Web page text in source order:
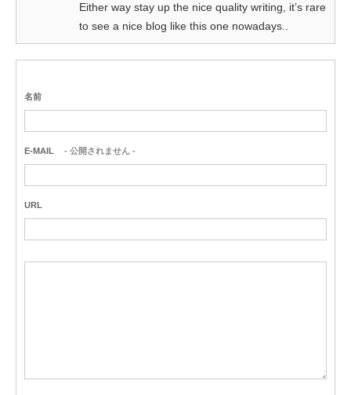
Either way stay up the nice quality writing, it’s rare
to see a nice blog like this one nowadays..
名前
E-MAIL - 公開されません -
URL